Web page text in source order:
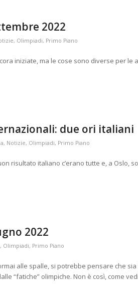
2022
, Olimpiadi, Primo Piano
iniziate, ma le cose sono diverse per le
due ori italiani
, Notizie, Olimpiadi, Primo Piano
risultato italiano c’erano tutte e, a Oslo,
2022
, Olimpiadi, Primo Piano
alle spalle, si potrebbe pensare che
“fatiche” olimpiche. Non è così, come